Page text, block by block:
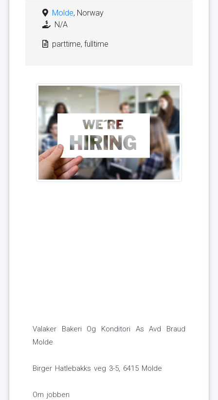
Molde, Norway
N/A
parttime, fulltime
Valaker Bakeri Og Konditori As Avd Braud
Molde
Birger Hatlebakks veg 3-5, 6415 Molde
Om jobben